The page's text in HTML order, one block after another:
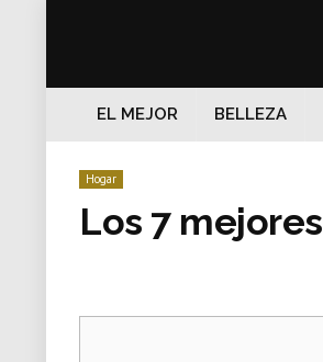
EL MEJOR BELLEZA
Hogar
Los 7